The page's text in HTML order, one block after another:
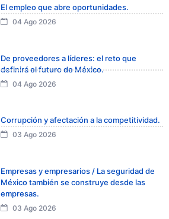
El empleo que abre oportunidades.
04 Ago 2026
De proveedores a líderes: el reto que
definirá el futuro de México.
04 Ago 2026
Corrupción y afectación a la competitividad.
03 Ago 2026
Empresas y empresarios / La seguridad de
México también se construye desde las
empresas.
03 Ago 2026